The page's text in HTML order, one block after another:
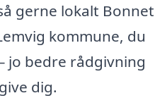
gerne lokalt Bonnet
kommune, du
jo bedre rådgivning
dig.